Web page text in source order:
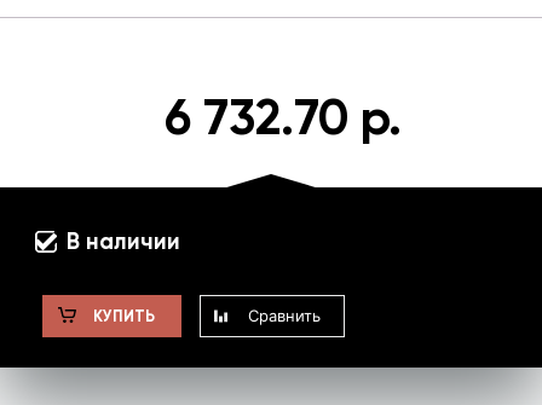
6 732.70 р.
В наличии
КУПИТЬ Сравнить